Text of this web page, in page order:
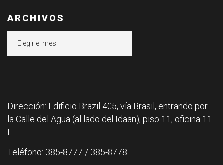
ARCHIVOS
Dirección: Edificio Brazil 405, vía Brasil, entrando por
la Calle del Agua (al lado del Idaan), piso 11, oficina 11
F.
Teléfono: 385-8777 / 385-8778